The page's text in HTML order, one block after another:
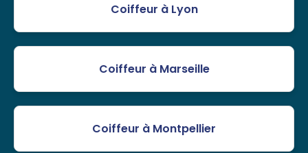
Coiffeur à Lyon
Coiffeur à Marseille
Coiffeur à Montpellier